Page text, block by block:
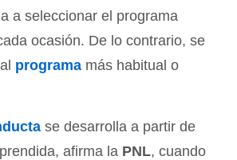
a seleccionar el programa
ocasión. De lo contrario, se
programa más habitual o
se desarrolla a partir de
afirma la PNL, cuando